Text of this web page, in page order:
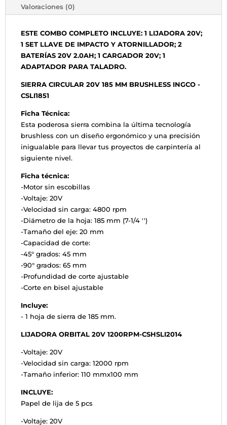
Valoraciones (0)
ESTE COMBO COMPLETO INCLUYE: 1 LIJADORA 20V;
1 SET LLAVE DE IMPACTO Y ATORNILLADOR; 2
BATERÍAS 20V 2.0AH; 1 CARGADOR 20V; 1
ADAPTADOR PARA TALADRO.
SIERRA CIRCULAR 20V 185 MM BRUSHLESS INGCO -
CSLI1851
Ficha Técnica:
Esta poderosa sierra combina la última tecnología
brushless con un diseño ergonómico y una precisión
inigualable para llevar tus proyectos de carpintería al
siguiente nivel.
Ficha técnica:
-Motor sin escobillas
-Voltaje: 20V
-Velocidad sin carga: 4800 rpm
-Diámetro de la hoja: 185 mm (7-1/4 '')
-Tamaño del eje: 20 mm
-Capacidad de corte:
-45° grados: 45 mm
-90° grados: 65 mm
-Profundidad de corte ajustable
-Corte en bisel ajustable
Incluye:
- 1 hoja de sierra de 185 mm.
LIJADORA ORBITAL 20V 1200RPM-CSHSLI2014
-Voltaje: 20V
-Velocidad sin carga: 12000 rpm
-Tamaño inferior: 110 mmx100 mm
INCLUYE:
Papel de lija de 5 pcs
-Voltaje: 20V